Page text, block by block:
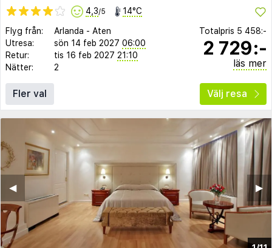
4,3/5 14°C
Flyg från: Arlanda - Aten
Utresa:
sön 14 feb 2027 06:00
Retur:
tis 16 feb 2027 21:10
Nätter:
2
Totalpris 5 458:-
2 729:-
läs mer
Fler val Välj resa
▶︎
◀︎